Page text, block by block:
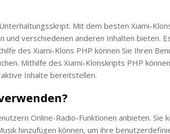
Mit dem besten Xiami-
verschiedenen anderen Inhalten bieten.
des Xiami-Klons PHP können Sie Ihren
Mithilfe des Xiami-Klonskripts PHP
Inhalte bereitstellen.
Online-Radio-Funktionen anbieten.
hinzufügen können, um ihre